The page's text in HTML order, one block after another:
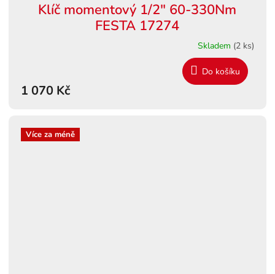
Klíč momentový 1/2" 60-330Nm
FESTA 17274
Skladem (2 ks)
1 070 Kč
Do košíku
Více za méně